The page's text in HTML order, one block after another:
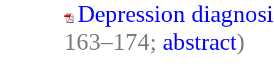
Depression
163–174; abstract)